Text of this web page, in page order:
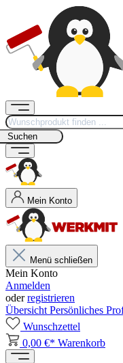
Suchen
Mein Konto
Menü schließen
Mein Konto
Anmelden
oderregistrieren
Übersicht Persönliches
Wunschzettel
0,00 €* Warenkorb